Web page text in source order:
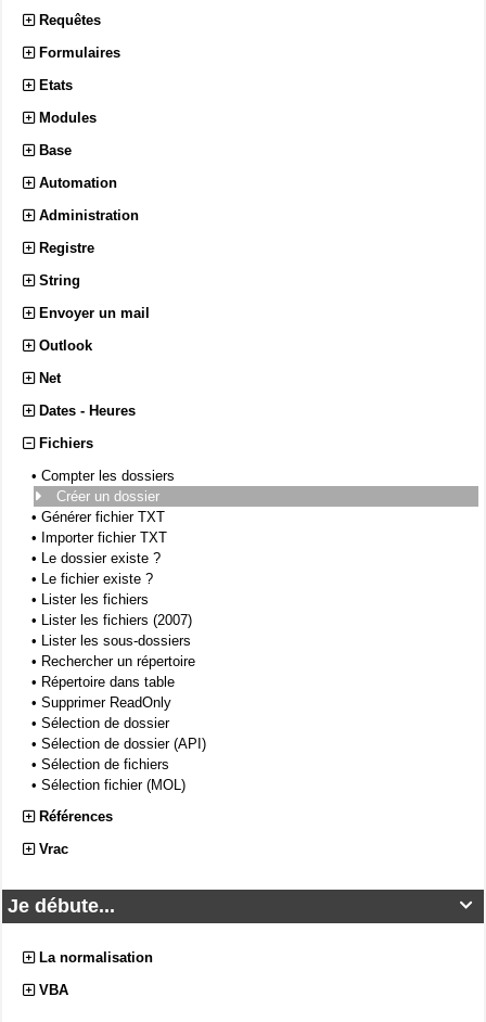
Requêtes
Formulaires
Etats
Modules
Base
Automation
Administration
Registre
String
Envoyer un mail
Outlook
Net
Dates - Heures
Fichiers
• Compter les dossiers
Créer un dossier
• Générer fichier TXT
• Importer fichier TXT
• Le dossier existe ?
• Le fichier existe ?
• Lister les fichiers
• Lister les fichiers (2007)
• Lister les sous-dossiers
• Rechercher un répertoire
• Répertoire dans table
• Supprimer ReadOnly
• Sélection de dossier
• Sélection de dossier (API)
• Sélection de fichiers
• Sélection fichier (MOL)
Références
Vrac

Je débute...
La normalisation
VBA